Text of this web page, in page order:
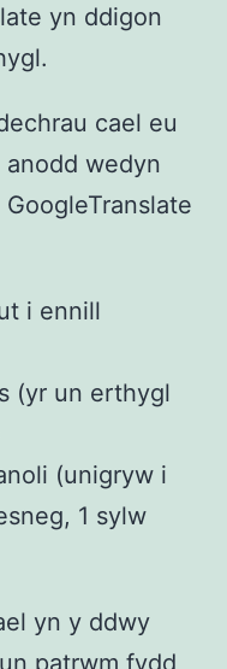
yn ddigon
cael eu
anodd wedyn
i ennill
(yr un erthygl
(unigryw i
1 sylw
yn y ddwy
patrwm fydd